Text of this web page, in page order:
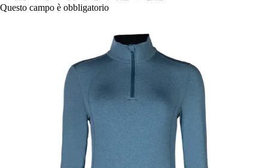
Questo campo è obbligatorio